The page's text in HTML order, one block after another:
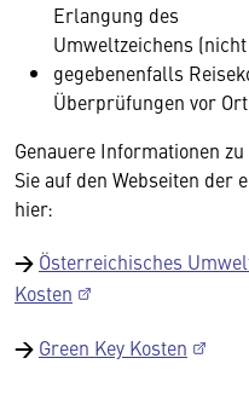
Erlangung des
Umweltzeichens
gegebenenfalls
Überprüfungen vor Ort
Genauere Informationen
Sie auf den Webseiten der
hier:
→ Österreichisches
Kosten
→ Green Key Kosten